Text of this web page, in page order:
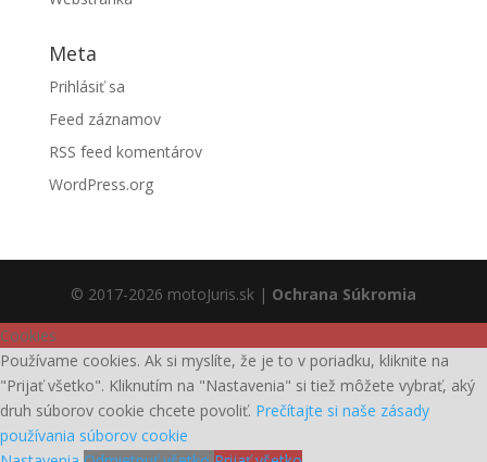
Meta
Prihlásiť sa
Feed záznamov
RSS feed komentárov
WordPress.org
© 2017-2026 motoJuris.sk | Ochrana Súkromia
Cookies
Používame cookies. Ak si myslíte, že je to v poriadku, kliknite na
"Prijať všetko". Kliknutím na "Nastavenia" si tiež môžete vybrať, aký
druh súborov cookie chcete povoliť. Prečítajte si naše zásady
používania súborov cookie